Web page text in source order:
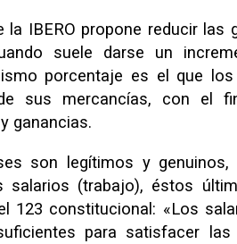
IBERO propone reducir las
suele darse un
porcentaje es el que los
sus mercancías, con el
ganancias.
son legítimos y genuinos,
salarios (trabajo), éstos
123 constitucional: «Los
para satisfacer las